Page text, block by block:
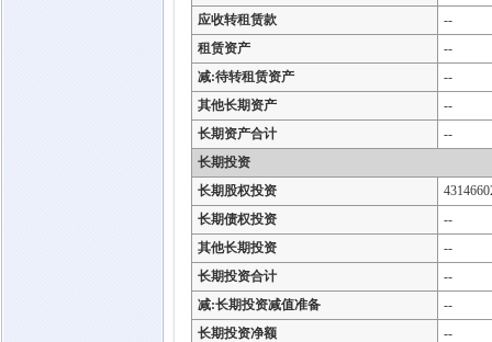
应收转租赁款
--
租赁资产
--
减:待转租赁资产
--
其他长期资产
--
长期资产合计
--
长期投资
长期股权投资
长期债权投资
--
其他长期投资
--
长期投资合计
--
减:长期投资减值准备
--
长期投资净额
--